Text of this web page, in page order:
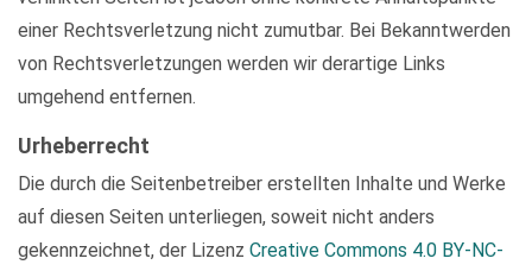
einer Rechtsverletzung nicht zumutbar. Bei Bekanntwerden
von Rechtsverletzungen werden wir derartige Links
umgehend entfernen.
Urheberrecht
Die durch die Seitenbetreiber erstellten Inhalte und Werke
auf diesen Seiten unterliegen, soweit nicht anders
gekennzeichnet, der Lizenz Creative Commons 4.0 BY-NC-